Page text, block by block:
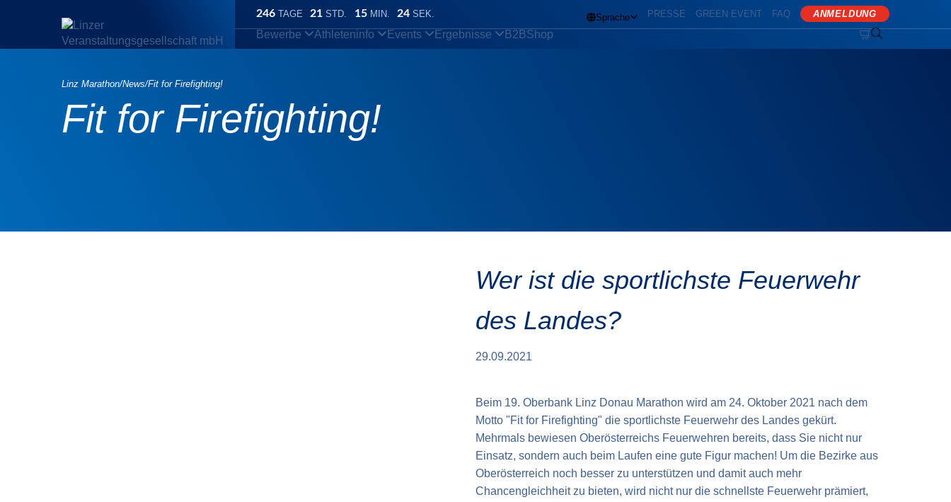
246 TAGE 21 STD. 15 MIN. 23 SEK. Sprache PRESSE GREEN EVENT FAQ ANMELDUNG
Bewerbe Athleteninfo Events Ergebnisse B2BShop 
Linz Marathon/News/Fit for Firefighting!
Fit for Firefighting!
Wer ist die sportlichste Feuerwehr
des Landes?
29.09.2021
Beim 19. Oberbank Linz Donau Marathon wird am 24. Oktober 2021 nach dem
Motto "Fit for Firefighting" die sportlichste Feuerwehr des Landes gekürt.
Mehrmals bewiesen Oberösterreichs Feuerwehren bereits, dass Sie nicht nur
Einsatz, sondern auch beim Laufen eine gute Figur machen! Um die Bezirke aus
Oberösterreich noch besser zu unterstützen und damit auch mehr
Chancengleichheit zu bieten, wird nicht nur die schnellste Feuerwehr prämiert,